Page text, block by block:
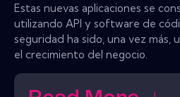
Estas nuevas aplicaciones se
utilizando API y software de
seguridad ha sido, una vez más,
el crecimiento del negocio.